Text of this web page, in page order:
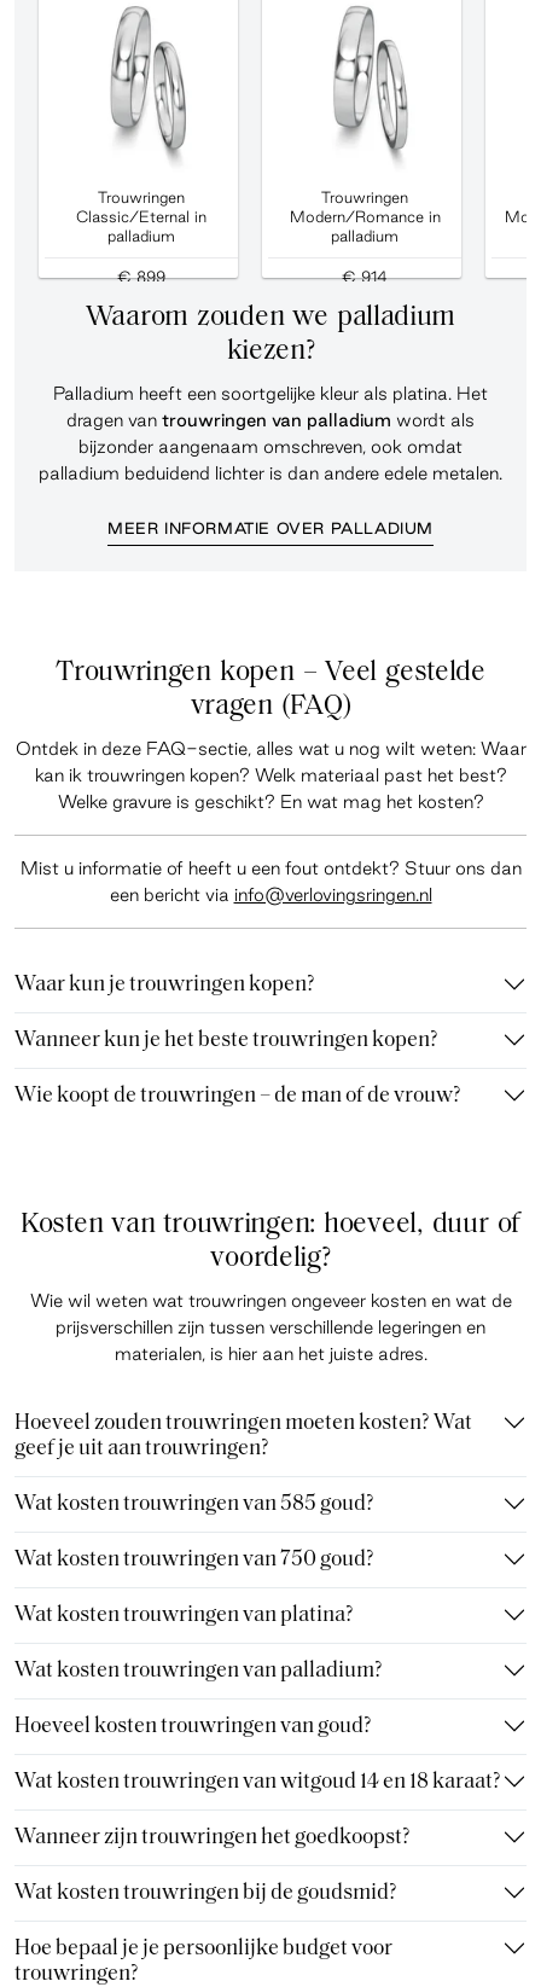
Trouwringen
Classic/Eternal in
palladium
€ 899
Trouwringen
Modern/Romance in
palladium
€ 914
Waarom zouden we palladium
kiezen?
Palladium heeft een soortgelijke kleur als platina. Het
dragen van trouwringen van palladium wordt als
bijzonder aangenaam omschreven, ook omdat
palladium beduidend lichter is dan andere edele metalen.
MEER INFORMATIE OVER PALLADIUM
Trouwringen kopen – Veel gestelde
vragen (FAQ)
Ontdek in deze FAQ-sectie, alles wat u nog wilt weten: Waar
kan ik trouwringen kopen? Welk materiaal past het best?
Welke gravure is geschikt? En wat mag het kosten?
Mist u informatie of heeft u een fout ontdekt? Stuur ons dan
een bericht via info@verlovingsringen.nl
Waar kun je trouwringen kopen?
Wanneer kun je het beste trouwringen kopen?
Wie koopt de trouwringen – de man of de vrouw?
Kosten van trouwringen: hoeveel, duur of
voordelig?
Wie wil weten wat trouwringen ongeveer kosten en wat de
prijsverschillen zijn tussen verschillende legeringen en
materialen, is hier aan het juiste adres.
Hoeveel zouden trouwringen moeten kosten? Wat
geef je uit aan trouwringen?
Wat kosten trouwringen van 585 goud?
Wat kosten trouwringen van 750 goud?
Wat kosten trouwringen van platina?
Wat kosten trouwringen van palladium?
Hoeveel kosten trouwringen van goud?
Wat kosten trouwringen van witgoud 14 en 18 karaat?
Wanneer zijn trouwringen het goedkoopst?
Wat kosten trouwringen bij de goudsmid?
Hoe bepaal je je persoonlijke budget voor
trouwringen?